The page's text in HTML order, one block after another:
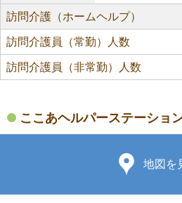
訪問介護（ホームヘルプ）
訪問介護員（常勤）人数
訪問介護員（非常勤）人数
ここあヘルパーステーショ
地図を